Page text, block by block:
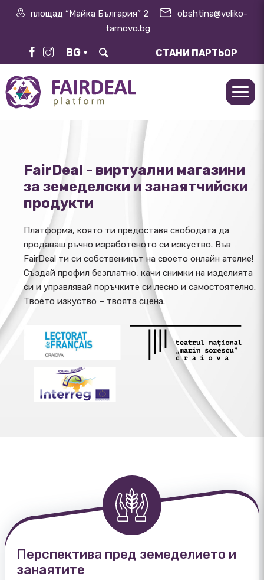
площад “Майка България” 2
obshtina@veliko-
tarnovo.bg
BG СТАНИ ПАРТЬОР
FairDeal - виртуални магазини
за земеделски и занаятчийски
продукти
Платформа, която ти предоставя свободата да
продаваш ръчно изработеното си изкуство. Във
FairDeal ти си собственикът на своето онлайн ателие!
Създай профил безплатно, качи снимки на изделията
си и управлявай поръчките си лесно и самостоятелно.
Твоето изкуство – твоята сцена.
Перспектива пред земеделието и
занаятите